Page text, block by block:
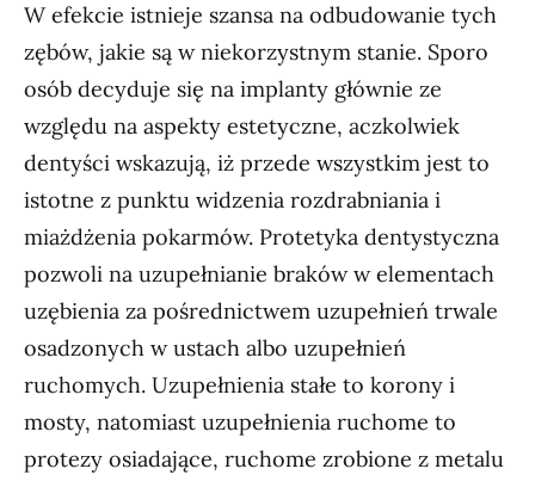
W efekcie istnieje szansa na odbudowanie tych
zębów, jakie są w niekorzystnym stanie. Sporo
osób decyduje się na implanty głównie ze
względu na aspekty estetyczne, aczkolwiek
dentyści wskazują, iż przede wszystkim jest to
istotne z punktu widzenia rozdrabniania i
miażdżenia pokarmów. Protetyka dentystyczna
pozwoli na uzupełnianie braków w elementach
uzębienia za pośrednictwem uzupełnień trwale
osadzonych w ustach albo uzupełnień
ruchomych. Uzupełnienia stałe to korony i
mosty, natomiast uzupełnienia ruchome to
protezy osiadające, ruchome zrobione z metalu